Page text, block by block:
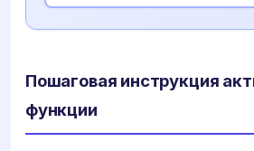
Пошаговая инструкция
функции